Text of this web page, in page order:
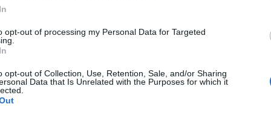
opt-out of processing my Personal Data for Targeted
opt-out of Collection, Use, Retention, Sale, and/or Sharing
Data that Is Unrelated with the Purposes for which it
স্বাস্থ্যকর খাদ্যের জন্য দুর্দান্ত করে তোলে। এক কাপ কাঁচা
8 গ্রাম ফাইবারও থাকে, যা হজমে সাহায্য করে এবং আপনাকে পেট
কে এর মতো ভিটামিন প্রচুর পরিমাণে থাকে। ভিটামিন সি
জন্য গুরুত্বপূর্ণ। ব্ল্যাকবেরি ম্যাঙ্গানিজ সমৃদ্ধ, যা বিপাক ক্রিয়ায়
অ্যান্থোসায়ানিনগুলির মতো, অক্সিডেটিভ স্ট্রেসের বিরুদ্ধে লড়াই
কী আছে তা জানা থেকে বোঝা যায় যে কীভাবে এগুলি